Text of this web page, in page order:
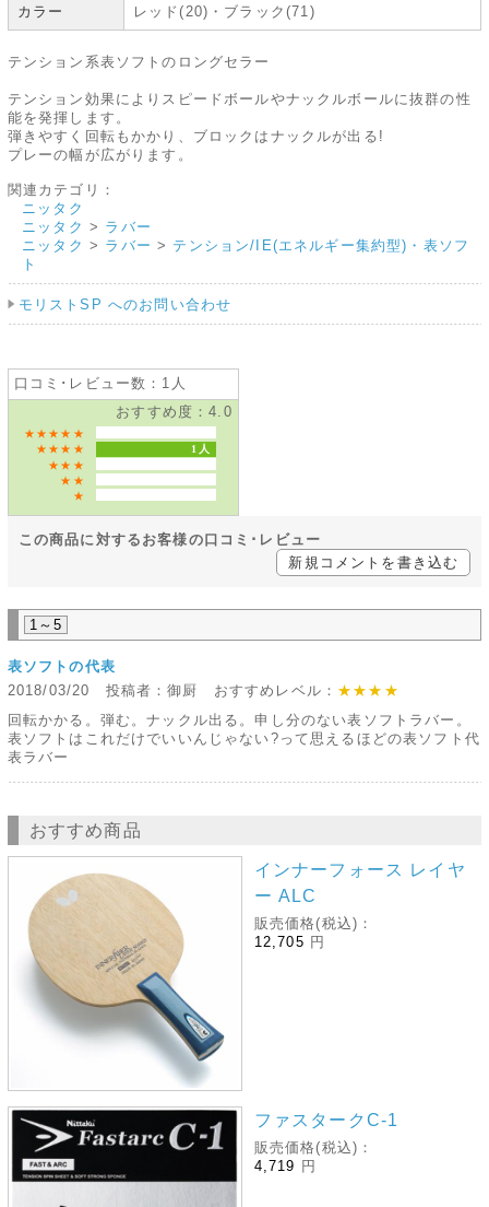
カラー レッド(20)・ブラック(71)
テンション系表ソフトのロングセラー
テンション効果によりスピードボールやナックルボールに抜群の性
能を発揮します。
弾きやすく回転もかかり、ブロックはナックルが出る!
プレーの幅が広がります。
関連カテゴリ：
ニッタク
ニッタク > ラバー
ニッタク > ラバー > テンション/IE(エネルギー集約型)・表ソフ
ト
モリストSP へのお問い合わせ
口コミ･レビュー数：1人
おすすめ度：4.0
★★★★★
★★★★
1人
★★★
★★
★
この商品に対するお客様の口コミ･レビュー
新規コメントを書き込む
1～5
表ソフトの代表
2018/03/20 投稿者：御厨 おすすめレベル： ★★★★
回転かかる。弾む。ナックル出る。申し分のない表ソフトラバー。
表ソフトはこれだけでいいんじゃない?って思えるほどの表ソフト代
表ラバー
おすすめ商品
インナーフォース レイヤ
ー ALC
販売価格(税込)：
12,705 円
ファスタークC-1
販売価格(税込)：
4,719 円